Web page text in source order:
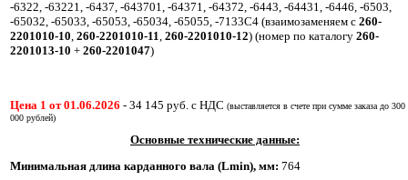
-6322, -63221, -6437, -643701, -64371, -64372, -6443, -64431, -6446, -6503,
-65032, -65033, -65053, -65034, -65055, -7133С4 (взаимозаменяем с 260-
2201010-10 260-2201010-11 260-2201010-12) (номер по каталогу 260-
2201013-10 + 260-2201047)
Цена 1 от 01.06.2026 - 34 145 руб. с НДС (выставляется в счете при сумме заказа до 300
000 рублей)
Основные технические данные:
Минимальная длина карданного вала (Lmin), мм: 764